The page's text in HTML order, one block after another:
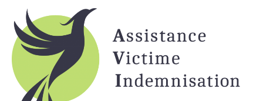
contenu
principal